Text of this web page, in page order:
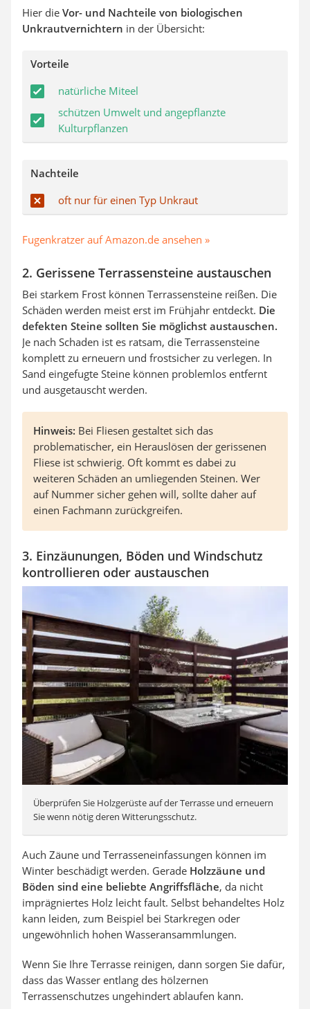
Hier die Vor- und Nachteile von biologischen
Unkrautvernichtern in der Übersicht:
Vorteile
natürliche Miteel
schützen Umwelt und angepflanzte
Kulturpflanzen
Nachteile
oft nur für einen Typ Unkraut
Fugenkratzer auf Amazon.de ansehen »
2. Gerissene Terrassensteine austauschen
Bei starkem Frost können Terrassensteine reißen. Die
Schäden werden meist erst im Frühjahr entdeckt. Die
defekten Steine sollten Sie möglichst austauschen.
Je nach Schaden ist es ratsam, die Terrassensteine
komplett zu erneuern und frostsicher zu verlegen. In
Sand eingefugte Steine können problemlos entfernt
und ausgetauscht werden.
Hinweis: Bei Fliesen gestaltet sich das
problematischer, ein Herauslösen der gerissenen
Fliese ist schwierig. Oft kommt es dabei zu
weiteren Schäden an umliegenden Steinen. Wer
auf Nummer sicher gehen will, sollte daher auf
einen Fachmann zurückgreifen.
3. Einzäunungen, Böden und Windschutz
kontrollieren oder austauschen
Überprüfen Sie Holzgerüste auf der Terrasse und erneuern
Sie wenn nötig deren Witterungsschutz.
Auch Zäune und Terrasseneinfassungen können im
Winter beschädigt werden. Gerade Holzzäune und
Böden sind eine beliebte Angriffsfläche, da nicht
imprägniertes Holz leicht fault. Selbst behandeltes Holz
kann leiden, zum Beispiel bei Starkregen oder
ungewöhnlich hohen Wasseransammlungen.
Wenn Sie Ihre Terrasse reinigen, dann sorgen Sie dafür,
dass das Wasser entlang des hölzernen
Terrassenschutzes ungehindert ablaufen kann.